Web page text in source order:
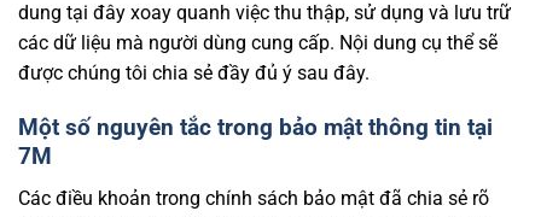
dung tại đây xoay quanh việc thu thập, sử dụng và lưu trữ
các dữ liệu mà người dùng cung cấp. Nội dung cụ thể sẽ
được chúng tôi chia sẻ đầy đủ ý sau đây.
Một số nguyên tắc trong bảo mật thông tin tại
7M
Các điều khoản trong chính sách bảo mật đã chia sẻ rõ